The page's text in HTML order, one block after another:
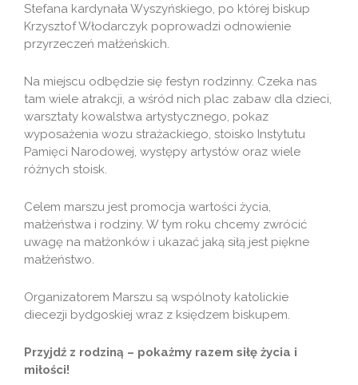
Stefana kardynała Wyszyńskiego, po której biskup
Krzysztof Włodarczyk poprowadzi odnowienie
przyrzeczeń małżeńskich.
Na miejscu odbędzie się festyn rodzinny. Czeka nas
tam wiele atrakcji, a wśród nich plac zabaw dla dzieci,
warsztaty kowalstwa artystycznego, pokaz
wyposażenia wozu strażackiego, stoisko Instytutu
Pamięci Narodowej, występy artystów oraz wiele
różnych stoisk.
Celem marszu jest promocja wartości życia,
małżeństwa i rodziny. W tym roku chcemy zwrócić
uwagę na małżonków i ukazać jaką siłą jest piękne
małżeństwo.
Organizatorem Marszu są wspólnoty katolickie
diecezji bydgoskiej wraz z księdzem biskupem.
Przyjdź z rodziną – pokażmy razem siłę życia i
miłości!